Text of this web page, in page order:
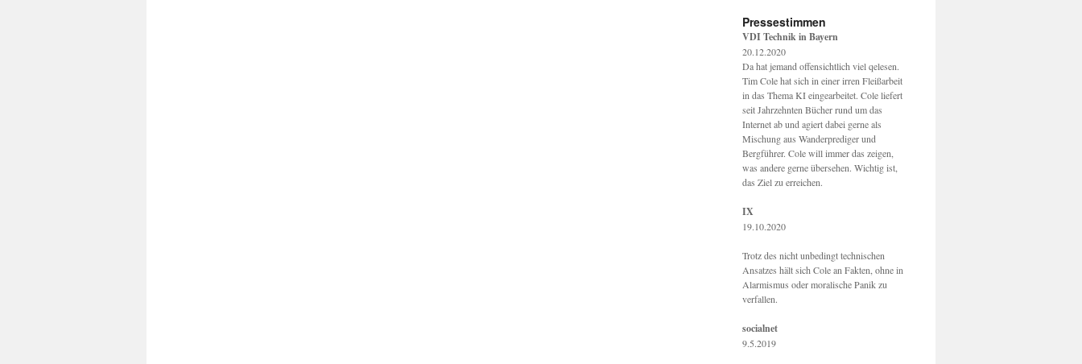
Pressestimmen
VDI Technik in Bayern
20.12.2020
Da hat jemand offensichtlich viel qelesen.
Tim Cole hat sich in einer irren Fleißarbeit
in das Thema KI eingearbeitet. Cole liefert
seit Jahrzehnten Bücher rund um das
Internet ab und agiert dabei gerne als
Mischung aus Wanderprediger und
Bergführer. Cole will immer das zeigen,
was andere gerne übersehen. Wichtig ist,
das Ziel zu erreichen.
IX
19.10.2020
Trotz des nicht unbedingt technischen
Ansatzes hält sich Cole an Fakten, ohne in
Alarmismus oder moralische Panik zu
verfallen.
socialnet
9.5.2019